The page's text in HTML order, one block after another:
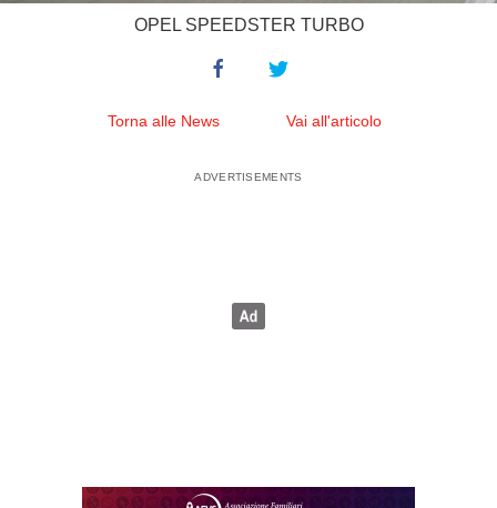
OPEL SPEEDSTER TURBO
Torna alle News Vai all'articolo